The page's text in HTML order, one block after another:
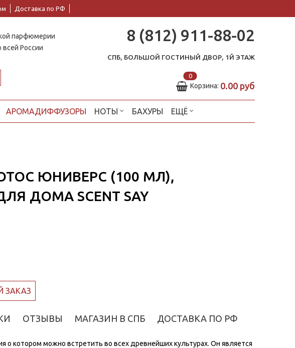
Доставка по РФ
парфюмерии
России
8 (812) 911-88-02
СПБ, БОЛЬШОЙ ГОСТИНЫЙ ДВОР, 1Й ЭТАЖ
0
Корзина: 0.00 руб
АРОМАДИФФУЗОРЫ НОТЫ БАХУРЫ ЕЩЁ
ЮНИВЕРС (100 МЛ),
ДОМА SCENT SAY
ЗАКАЗ
ОТЗЫВЫ МАГАЗИН В СПБ ДОСТАВКА ПО РФ
о котором можно встретить во всех древнейших культурах. Он является